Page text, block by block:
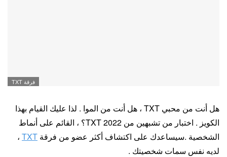
فرقة TXT
هل أنت من محبي TXT ، هل أنت من الموا . لذا عليك القيام بهذا
الكويز . اختبار من تشبهين من TXT 2022؟ ، القائم على أنماط
الشخصية .سيساعدك على اكتشاف أكثر عضو من فرقة TXT ،
لديه نفس سمات شخصيتك .